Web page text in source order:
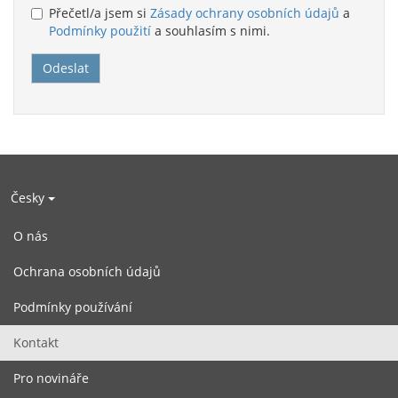
Přečetl/a jsem si Zásady ochrany osobních údajů a
Podmínky použití a souhlasím s nimi.
Česky
O nás
Ochrana osobních údajů
Podmínky používání
Kontakt
Pro novináře